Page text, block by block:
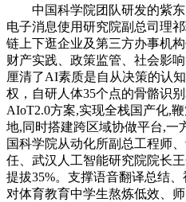
中国科学院团队研发的紫东
电子消息使用研究院副总司理
链上下逛企业及第三方办事机
财产实践、政策监管、社会影
厘清了AI素质是自从决策的认
权，自研人体35个点的骨骼识
AIoT2.0方案,实现全栈国产化,
地,同时搭建跨区域协做平台,一
国科学院从动化所副总工程师
任、武汉人工智能研究院院长
提拔35%。支撑语音翻译总结
对体育教育中学生熬炼低效、